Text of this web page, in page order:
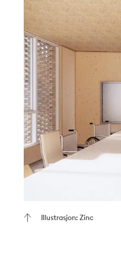
Illustrasjon: Zinc